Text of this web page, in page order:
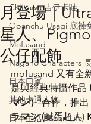
Chiikawa 吉伊卡哇
Opanchu Usagi 底褲
Mofusand
Nagano Characters
日本口罩
其他卡通人物
日本生活 Japan Life
月登場｜
星人、
公仔配飾
mofusand 又有全
是與經典特攝作品
マン） 合作，推出
ラマン (鹹蛋超人)